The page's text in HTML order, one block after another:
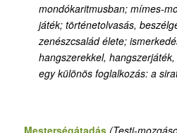
mondókaritmusban; mímes-
játék; történetolvasás,
zenészcsalád élete;
hangszerekkel,
egy különös foglalkozás: a
Mesterségátadás (Testi-